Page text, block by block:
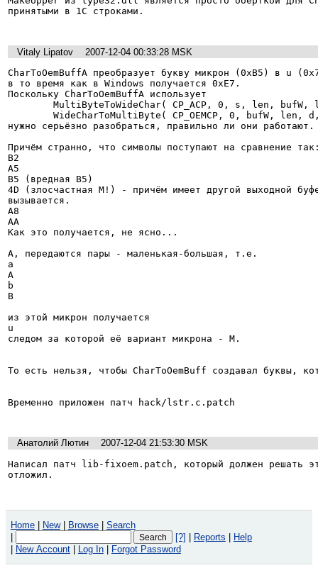
принятыми в 1С строками.
Vitaly Lipatov
2007-12-04 00:33:28 MSK
CharToOemBuffA преобразует букву микрон (0xB5) в u
в то время как в Windows получается 0xE7.
Поскольку CharToOemBuffA использует
нужно серьёзно разобраться, правильно ли они работают.
Причём странно, что символы поступают на сравнение
B2
A5
B5 (вредная B5)
4D (злосчастная M!) - причём имеет другой выходной
вызывается.
A8
AA
Как это получается, не ясно...
А, передаются пары - маленькая-большая, т.е.
a
A
b
B
из этой микрон получается
u
следом за которой её вариант микрона - M.
То есть нельзя, чтобы CharToOemBuff создавал буквы,
Временно приложен патч hack/lstr.c.patch
Анатолий Лютин
2007-12-04 21:53:30 MSK
Написал патч lib-fixoem.patch, который должен решать
отложил.
Home New Browse
Search
[?] Reports
Help
New Account Log In Forgot Password